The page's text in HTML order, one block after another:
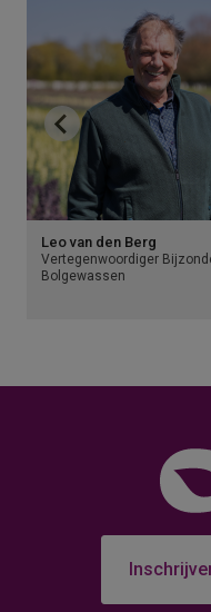
Leo van den Berg
Vertegenwoordiger
Bolgewassen